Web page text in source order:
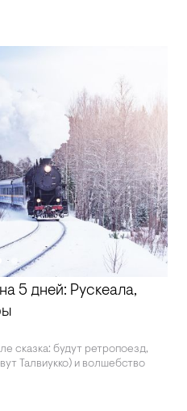
5 дней: Рускеала,
сказка: будут ретропоезд,
Талвиукко) и волшебство